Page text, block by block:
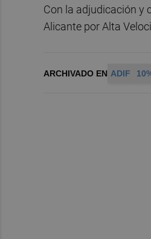
Con la adjudicación y
Alicante por Alta
ARCHIVADO EN ADIF